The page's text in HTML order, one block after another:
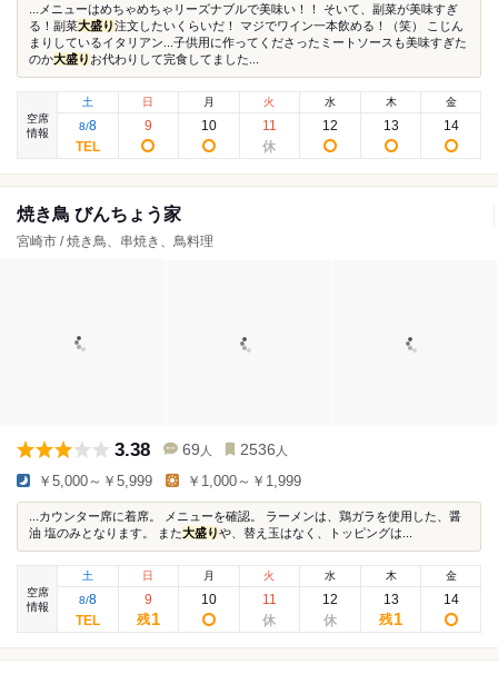
...メニューはめちゃめちゃリーズナブルで美味い！！ そいて、副菜が美味すぎ
る！副菜大盛り注文したいくらいだ！ マジでワイン一本飲める！（笑） こじん
まりしているイタリアン...子供用に作ってくださったミートソースも美味すぎた
のか大盛り お代わりして完食してました...
空席
情報
土
8/8
日
9
月
10
火
11
水
12
木
13
金
14
焼き鳥 びんちょう家
宮崎市 / 焼き鳥、串焼き、鳥料理
3.38 69 人 2536 人
￥5,000～￥5,999 ￥1,000～￥1,999
...カウンター席に着席。 メニューを確認。 ラーメンは、鶏ガラを使用した、醤
油 塩のみとなります。 また大盛りや、替え玉はなく、トッピングは...
空席
情報
土
8/8
日
9
残1
月
10
火
11
水
12
木
13
残1
金
14